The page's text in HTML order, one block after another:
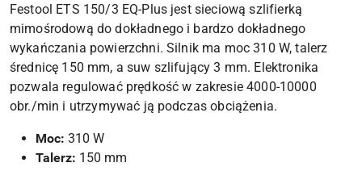
Festool ETS 150/3 EQ-Plus jest sieciową szlifierką
mimośrodową do dokładnego i bardzo dokładnego
wykańczania powierzchni. Silnik ma moc 310 W, talerz
średnicę 150 mm, a suw szlifujący 3 mm. Elektronika
pozwala regulować prędkość w zakresie 4000-10000
obr./min i utrzymywać ją podczas obciążenia.
Moc: 310 W
Talerz: 150 mm